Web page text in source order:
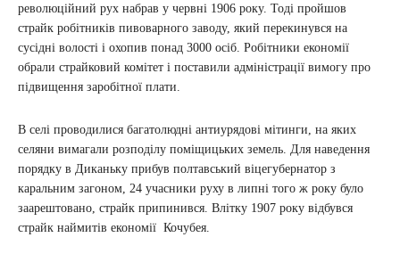
революційний рух набрав у червні 1906 року. Тоді пройшов
страйк робітників пивоварного заводу, який перекинувся на
сусідні волості і охопив понад 3000 осіб. Робітники економії
обрали страйковий комітет і поставили адміністрації вимогу про
підвищення заробітної плати.
В селі проводилися багатолюдні антиурядові мітинги, на яких
селяни вимагали розподілу поміщицьких земель. Для наведення
порядку в Диканьку прибув полтавський віцегубернатор з
каральним загоном, 24 учасники руху в липні того ж року було
заарештовано, страйк припинився. Влітку 1907 року відбувся
страйк наймитів економії Кочубея.